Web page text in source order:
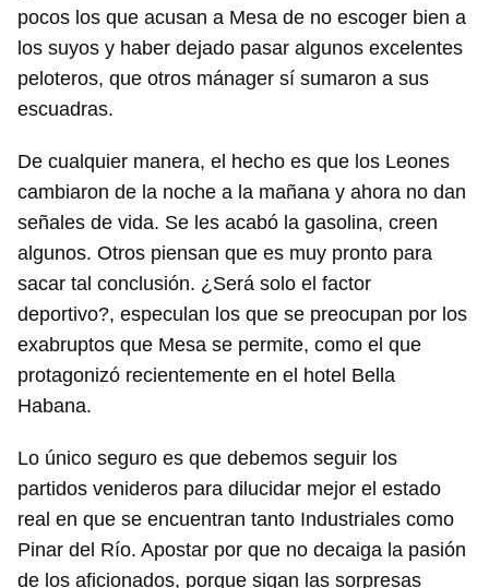
pocos los que acusan a Mesa de no escoger bien a
los suyos y haber dejado pasar algunos excelentes
peloteros, que otros mánager sí sumaron a sus
escuadras.
De cualquier manera, el hecho es que los Leones
cambiaron de la noche a la mañana y ahora no dan
señales de vida. Se les acabó la gasolina, creen
algunos. Otros piensan que es muy pronto para
sacar tal conclusión. ¿Será solo el factor
deportivo?, especulan los que se preocupan por los
exabruptos que Mesa se permite, como el que
protagonizó recientemente en el hotel Bella
Habana.
Lo único seguro es que debemos seguir los
partidos venideros para dilucidar mejor el estado
real en que se encuentran tanto Industriales como
Pinar del Río. Apostar por que no decaiga la pasión
de los aficionados, porque sigan las sorpresas